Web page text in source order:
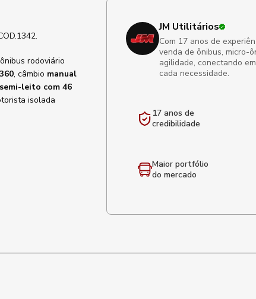
rodoviário
, câmbio manual
semi-leito com 46
isolada
JM Utilitários
Com 17 anos de
venda de ônibus, micro-
agilidade, conectando
cada necessidade.
17 anos de
credibilidade
Maior portfólio
do mercado